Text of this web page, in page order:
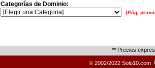
Categorías de Dominio:
[Pág.
** Precios
© 2002/2022 Solo10.com